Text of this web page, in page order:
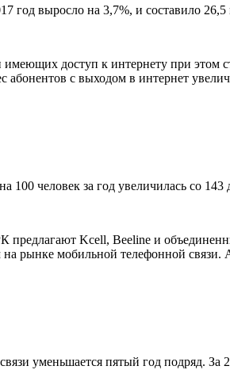
год выросло на 3,7%, и составило
имеющих доступ к интернету при
с выходом в интернет
100 человек за год увеличилась со
предлагают Kcell, Beeline и
рынке мобильной телефонной связи.
уменьшается пятый год подряд. За